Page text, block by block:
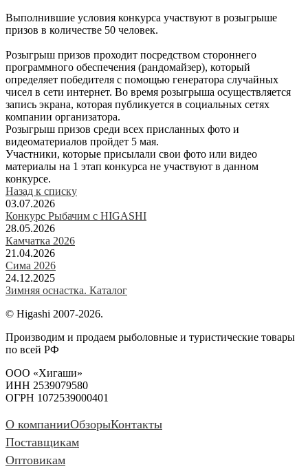
Выполнившие условия конкурса участвуют в розыгрыше
призов в количестве 50 человек.
Розыгрыш призов проходит посредством стороннего
программного обеспечения (рандомайзер), который
определяет победителя с помощью генератора случайных
чисел в сети интернет. Во время розыгрыша осуществляется
запись экрана, которая публикуется в социальных сетях
компании организатора.
Розыгрыш призов среди всех присланных фото и
видеоматериалов пройдет 5 мая.
Участники, которые присылали свои фото или видео
материалы на 1 этап конкурса не участвуют в данном
конкурсе.
Назад к списку
03.07.2026
Конкурс Рыбачим с HIGASHI
28.05.2026
Камчатка 2026
21.04.2026
Сима 2026
24.12.2025
Зимняя оснастка. Каталог
© Higashi 2007-2026.
Производим и продаем рыболовные и туристические товары
по всей РФ
ООО «Хигаши»
ИНН 2539079580
ОГРН 1072539000401
О компанииОбзорыКонтакты
Поставщикам
Оптовикам